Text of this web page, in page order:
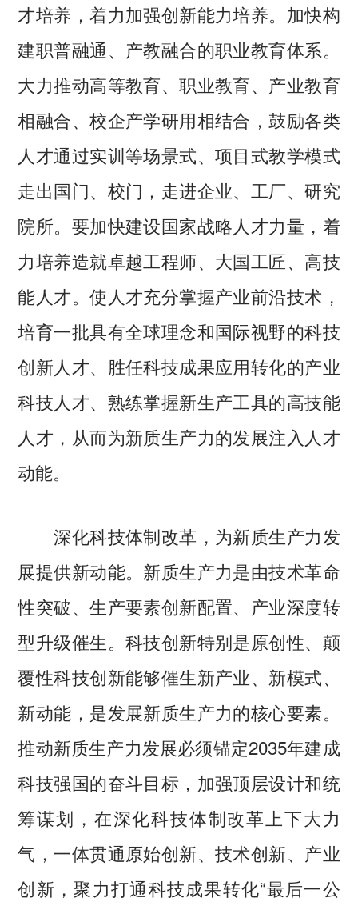
才培养，着力加强创新能力培养。加快构
建职普融通、产教融合的职业教育体系。
大力推动高等教育、职业教育、产业教育
相融合、校企产学研用相结合，鼓励各类
人才通过实训等场景式、项目式教学模式
走出国门、校门，走进企业、工厂、研究
院所。要加快建设国家战略人才力量，着
力培养造就卓越工程师、大国工匠、高技
能人才。使人才充分掌握产业前沿技术，
培育一批具有全球理念和国际视野的科技
创新人才、胜任科技成果应用转化的产业
科技人才、熟练掌握新生产工具的高技能
人才，从而为新质生产力的发展注入人才
动能。
深化科技体制改革，为新质生产力发
展提供新动能。新质生产力是由技术革命
性突破、生产要素创新配置、产业深度转
型升级催生。科技创新特别是原创性、颠
覆性科技创新能够催生新产业、新模式、
新动能，是发展新质生产力的核心要素。
推动新质生产力发展必须锚定2035年建成
科技强国的奋斗目标，加强顶层设计和统
筹谋划，在深化科技体制改革上下大力
气，一体贯通原始创新、技术创新、产业
创新，聚力打通科技成果转化“最后一公